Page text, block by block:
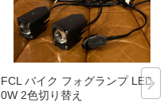
FCL バイク フォグランプ LED 1
0W 2色切り替え